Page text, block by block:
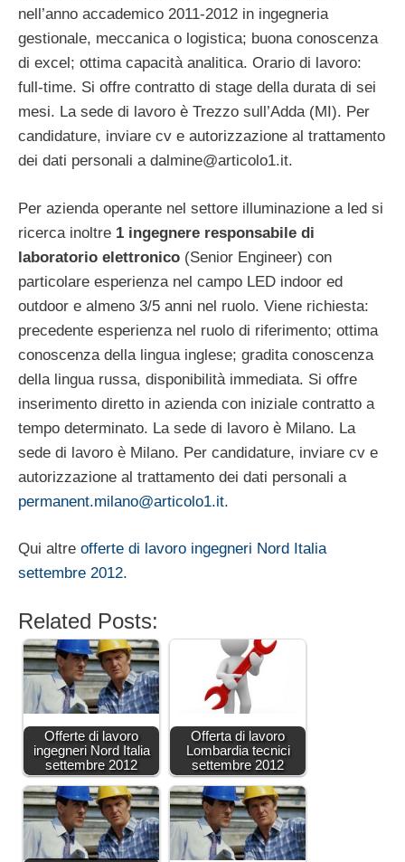
nell’anno accademico 2011-2012 in ingegneria
gestionale, meccanica o logistica; buona conoscenza
di excel; ottima capacità analitica. Orario di lavoro:
full-time. Si offre contratto di stage della durata di sei
mesi. La sede di lavoro è Trezzo sull’Adda (MI). Per
candidature, inviare cv e autorizzazione al trattamento
dei dati personali a dalmine@articolo1.it.
Per azienda operante nel settore illuminazione a led si
ricerca inoltre 1 ingegnere responsabile di
laboratorio elettronico (Senior Engineer) con
particolare esperienza nel campo LED indoor ed
outdoor e almeno 3/5 anni nel ruolo. Viene richiesta:
precedente esperienza nel ruolo di riferimento; ottima
conoscenza della lingua inglese; gradita conoscenza
della lingua russa, disponibilità immediata. Si offre
inserimento diretto in azienda con iniziale contratto a
tempo determinato. La sede di lavoro è Milano. La
sede di lavoro è Milano. Per candidature, inviare cv e
autorizzazione al trattamento dei dati personali a
permanent.milano@articolo1.it.
Qui altre offerte di lavoro ingegneri Nord Italia
settembre 2012.
Related Posts:
Offerte di lavoro
ingegneri Nord Italia
settembre 2012
Offerta di lavoro
Lombardia tecnici
settembre 2012